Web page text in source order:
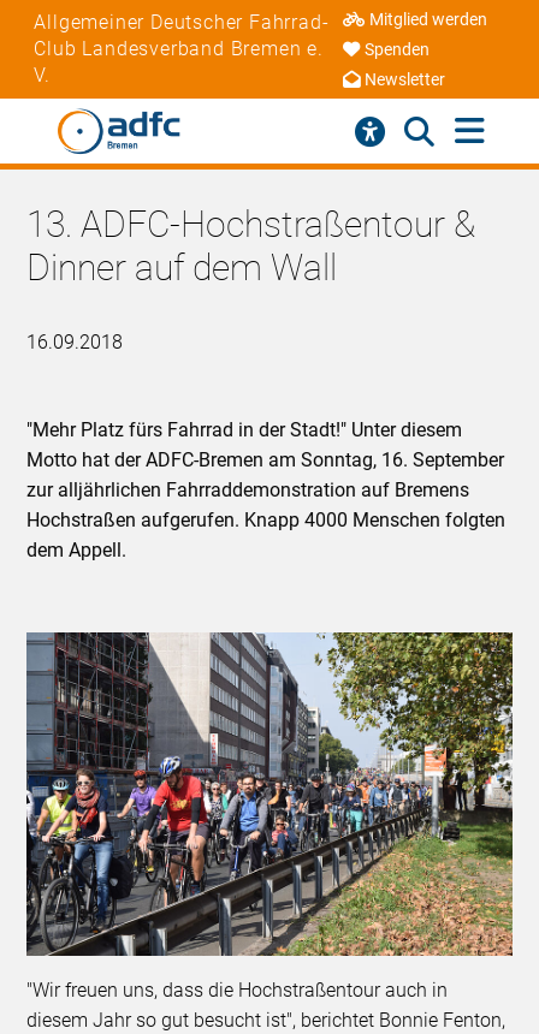
Allgemeiner Deutscher Fahrrad-
Club Landesverband Bremen e.
V.
Mitglied werden
Spenden
Newsletter
13. ADFC-Hochstraßentour &
Dinner auf dem Wall
16.09.2018
"Mehr Platz fürs Fahrrad in der Stadt!" Unter diesem
Motto hat der ADFC-Bremen am Sonntag, 16. September
zur alljährlichen Fahrraddemonstration auf Bremens
Hochstraßen aufgerufen. Knapp 4000 Menschen folgten
dem Appell.
"Wir freuen uns, dass die Hochstraßentour auch in
diesem Jahr so gut besucht ist", berichtet Bonnie Fenton,